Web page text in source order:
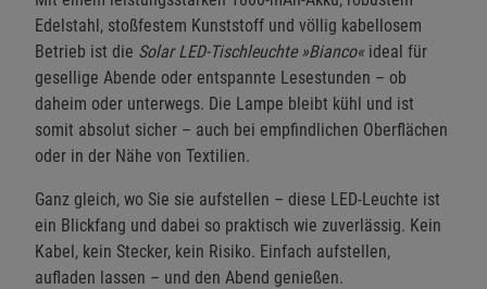
Edelstahl, stoßfestem Kunststoff und völlig kabellosem
Betrieb ist die Solar LED-Tischleuchte »Bianco«ideal für
gesellige Abende oder entspannte Lesestunden – ob
daheim oder unterwegs. Die Lampe bleibt kühl und ist
somit absolut sicher – auch bei empfindlichen Oberflächen
oder in der Nähe von Textilien.
Ganz gleich, wo Sie sie aufstellen – diese LED-Leuchte ist
ein Blickfang und dabei so praktisch wie zuverlässig. Kein
Kabel, kein Stecker, kein Risiko. Einfach aufstellen,
aufladen lassen – und den Abend genießen.